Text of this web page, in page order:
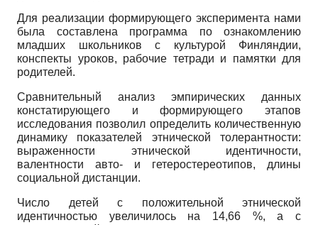
Для реализации формирующего эксперимента нами
была составлена программа по ознакомлению
младших школьников с культурой Финлян­дии,
конспекты уроков, рабочие тетради и памятки для
родителей.
Сравнительный анализ эмпирических данных
констатирующего и форми­рующего этапов
исследования позволил определить количественную
динамику показателей этнической толерантности:
выраженности этнической идентично­сти,
валентности авто- и гетеростереотипов, длины
социальной дистанции.
Число детей с положительной этнической
идентичностью увеличилось на 14,66 %, а с